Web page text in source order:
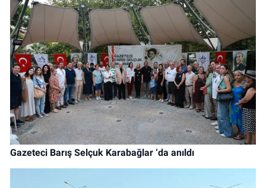
Gazeteci Barış Selçuk Karabağlar ‘da anıldı